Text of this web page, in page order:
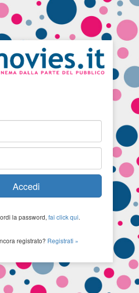
Accedi
la password, fai click qui.
registrato? Registrati »